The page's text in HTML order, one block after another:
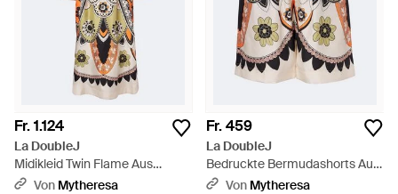
Fr. 1.124
La DoubleJ
Midikleid Twin Flame Aus
Seidentwill - Weiß
Von Mytheresa
Fr. 459
La DoubleJ
Bedruckte Bermudashorts Aus
Seidentwill - Mehrfarbig
Von Mytheresa